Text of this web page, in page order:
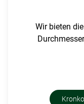
Wir bieten